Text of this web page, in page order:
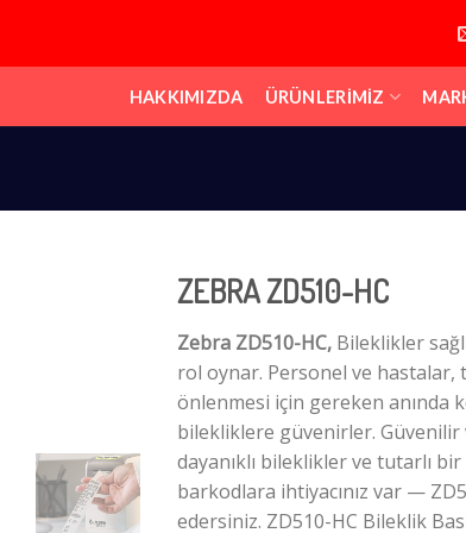
HAKKIMIZDA ÜRÜNLERIMIZ
ZEBRA ZD510-HC
Zebra ZD510-HC, Bileklikler
rol oynar. Personel ve hastalar,
önlenmesi için gereken anında
bilekliklere güvenirler. Güvenilir
dayanıklı bileklikler ve tutarlı
barkodlara ihtiyacınız var —
edersiniz. ZD510-HC Bileklik